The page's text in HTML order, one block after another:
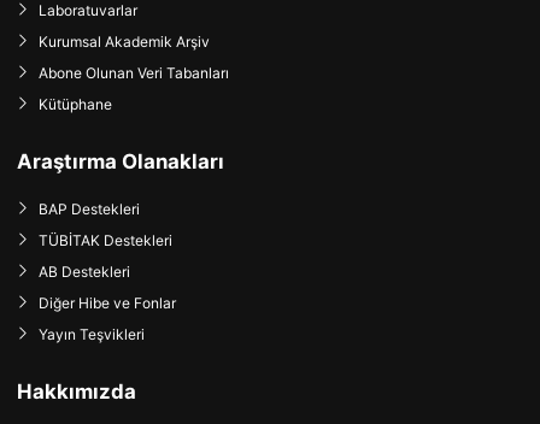
Laboratuvarlar
Kurumsal Akademik Arşiv
Abone Olunan Veri Tabanları
Kütüphane
Araştırma Olanakları
BAP Destekleri
TÜBİTAK Destekleri
AB Destekleri
Diğer Hibe ve Fonlar
Yayın Teşvikleri
Hakkımızda